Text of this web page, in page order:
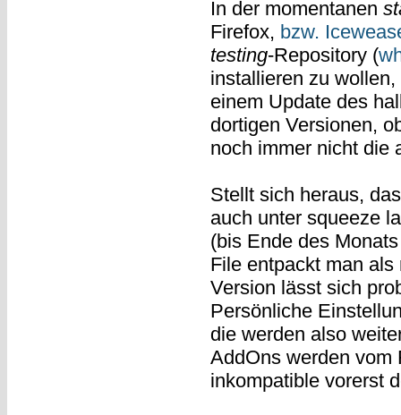
In der momentanen
Firefox, bzw.
testing-Repository (
installieren zu
einem Update des
dortigen Versionen,
noch immer nicht die
Stellt sich heraus,
auch unter squeeze
(bis Ende des
File entpackt man
Version lässt sich
Persönliche
die werden also
AddOns werden vom
inkompatible vorerst